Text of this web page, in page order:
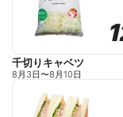
千切りキャベツ
8月3日〜8月10日